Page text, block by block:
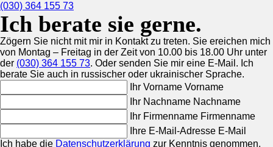
(030) 364 155 73
Ich berate sie gerne.
Zögern Sie nicht mit mir in Kontakt zu treten. Sie ereichen mich
von Montag – Freitag in der Zeit von 10.00 bis 18.00 Uhr unter
der (030) 364 155 73. Oder senden Sie mir eine E-Mail. Ich
berate Sie auch in russischer oder ukrainischer Sprache.
Ihr Vorname Vorname
Ihr Nachname Nachname
Ihr Firmenname Firmenname
Ihre E-Mail-Adresse E-Mail
Ich habe die Datenschutzerklärung zur Kenntnis genommen.